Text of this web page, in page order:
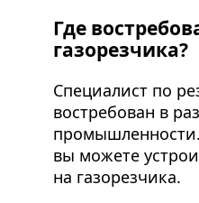
Где
газорезчика?
Специалист по
востребован в
вы можете
на газорезчика.